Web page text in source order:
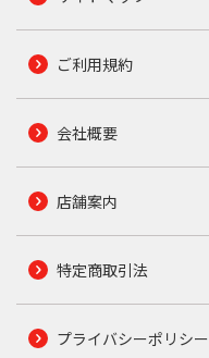
ご利用規約
会社概要
店舗案内
特定商取引法
プライバシーポリシー